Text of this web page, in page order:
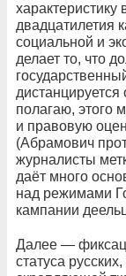
характеристику
двадцатилетия
социальной и
делает то, что
полагаю, этого
и правовую
(Абрaмович
журналисты
даёт много
над режимами
кампании
Далее —
статуса